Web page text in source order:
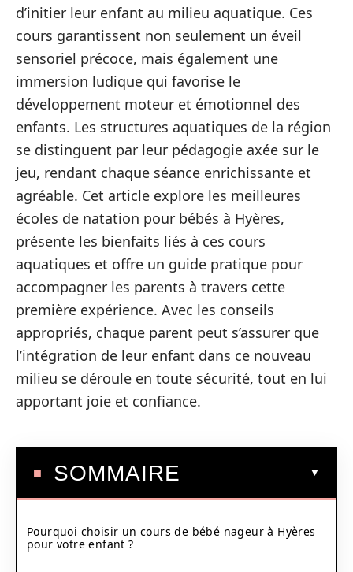
d’initier leur enfant au milieu aquatique. Ces
cours garantissent non seulement un éveil
sensoriel précoce, mais également une
immersion ludique qui favorise le
développement moteur et émotionnel des
enfants. Les structures aquatiques de la région
se distinguent par leur pédagogie axée sur le
jeu, rendant chaque séance enrichissante et
agréable. Cet article explore les meilleures
écoles de natation pour bébés à Hyères,
présente les bienfaits liés à ces cours
aquatiques et offre un guide pratique pour
accompagner les parents à travers cette
première expérience. Avec les conseils
appropriés, chaque parent peut s’assurer que
l’intégration de leur enfant dans ce nouveau
milieu se déroule en toute sécurité, tout en lui
apportant joie et confiance.
SOMMAIRE
Pourquoi choisir un cours de bébé nageur à Hyères
pour votre enfant ?